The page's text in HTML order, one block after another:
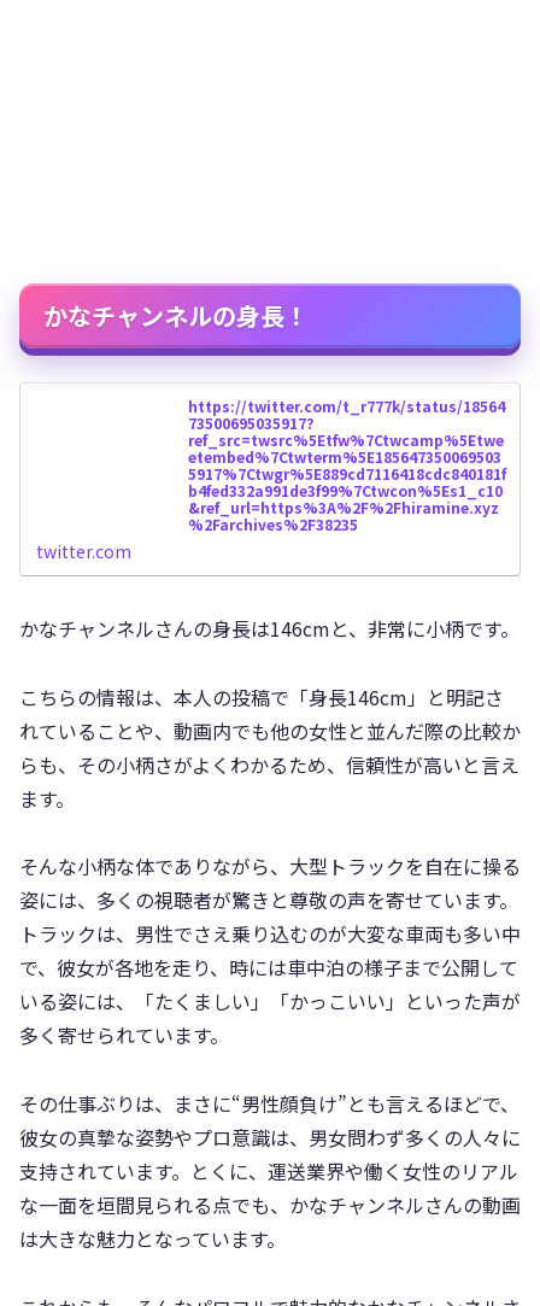
かなチャンネルの身長！
https://twitter.com/t_r777k/status/18564
73500695035917?
ref_src=twsrc%5Etfw%7Ctwcamp%5Etwe
etembed%7Ctwterm%5E185647350069503
5917%7Ctwgr%5E889cd7116418cdc840181f
b4fed332a991de3f99%7Ctwcon%5Es1_c10
&ref_url=https%3A%2F%2Fhiramine.xyz
%2Farchives%2F38235
twitter.com
かなチャンネルさんの身長は146cmと、非常に小柄です。
こちらの情報は、本人の投稿で「身長146cm」と明記さ
れていることや、動画内でも他の女性と並んだ際の比較か
らも、その小柄さがよくわかるため、信頼性が高いと言え
ます。
そんな小柄な体でありながら、大型トラックを自在に操る
姿には、多くの視聴者が驚きと尊敬の声を寄せています。
トラックは、男性でさえ乗り込むのが大変な車両も多い中
で、彼女が各地を走り、時には車中泊の様子まで公開して
いる姿には、「たくましい」「かっこいい」といった声が
多く寄せられています。
その仕事ぶりは、まさに“男性顔負け”とも言えるほどで、
彼女の真摯な姿勢やプロ意識は、男女問わず多くの人々に
支持されています。とくに、運送業界や働く女性のリアル
な一面を垣間見られる点でも、かなチャンネルさんの動画
は大きな魅力となっています。